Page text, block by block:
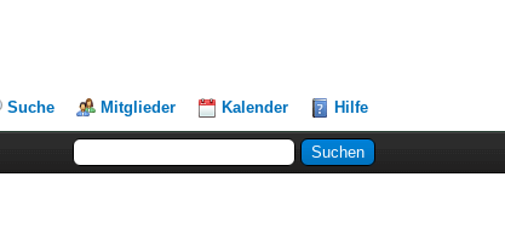
Suche Mitglieder Kalender Hilfe